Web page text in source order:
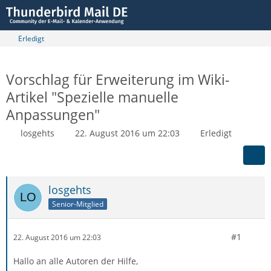
Erledigt
Vorschlag für Erweiterung im Wiki-
Artikel "Spezielle manuelle
Anpassungen"
losgehts 22. August 2016 um 22:03 Erledigt
losgehts
Senior-Mitglied
22. August 2016 um 22:03 #1
Hallo an alle Autoren der Hilfe,